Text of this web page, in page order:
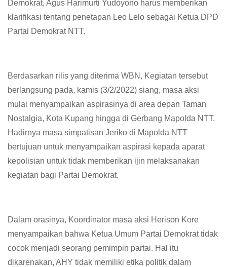
Demokrat, Agus Harimurti Yudoyono harus memberikan
klarifikasi tentang penetapan Leo Lelo sebagai Ketua DPD
Partai Demokrat NTT.
Berdasarkan rilis yang diterima WBN, Kegiatan tersebut
berlangsung pada, kamis (3/2/2022) siang, masa aksi
mulai menyampaikan aspirasinya di area depan Taman
Nostalgia, Kota Kupang hingga di Gerbang Mapolda NTT.
Hadirnya masa simpatisan Jeriko di Mapolda NTT
bertujuan untuk menyampaikan aspirasi kepada aparat
kepolisian untuk tidak memberikan ijin melaksanakan
kegiatan bagi Partai Demokrat.
Dalam orasinya, Koordinator masa aksi Herison Kore
menyampaikan bahwa Ketua Umum Partai Demokrat tidak
cocok menjadi seorang pemimpin partai. Hal itu
dikarenakan, AHY tidak memiliki etika politik dalam